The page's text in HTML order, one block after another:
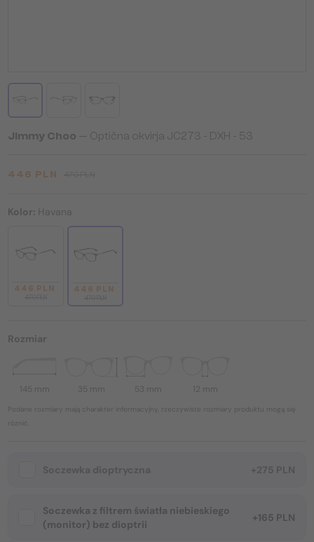
Jimmy Choo — Optična okvirja JC273 - DXH - 53
446 PLN
Kolor: Havana
446 PLN 446 PLN
Rozmiar
145 mm 35 mm 53 mm 12 mm
Podane rozmiary mają charakter informacyjny, rzeczywiste rozmiary produktu mogą się
różnić.
Soczewka dioptryczna +275 PLN
Soczewka z filtrem światła niebieskiego
(monitor) bez dioptrii
+165 PLN